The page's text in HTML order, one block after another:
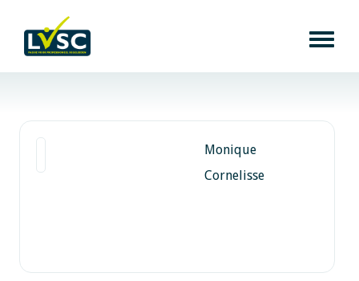
Monique
Cornelisse